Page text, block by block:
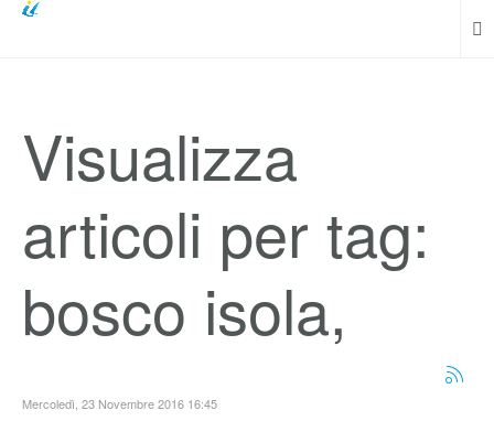
Visualizza
articoli per tag:
bosco isola,
Mercoledì, 23 Novembre 2016 16:45